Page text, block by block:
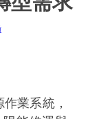
業系統，